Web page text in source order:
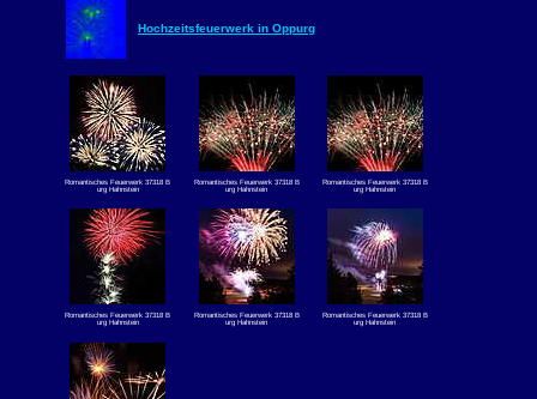
Hochzeitsfeuerwerk in Oppurg
Romantisches Feuerwerk 37318 B
urg Hahnstein
Romantisches Feuerwerk 37318 B
urg Hahnstein
Romantisches Feuerwerk 37318 B
urg Hahnstein
Romantisches Feuerwerk 37318 B
urg Hahnstein
Romantisches Feuerwerk 37318 B
urg Hahnstein
Romantisches Feuerwerk 37318 B
urg Hahnstein